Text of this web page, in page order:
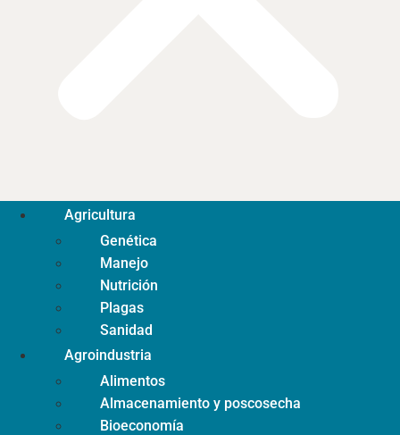
Agricultura
Genética
Manejo
Nutrición
Plagas
Sanidad
Agroindustria
Alimentos
Almacenamiento y poscosecha
Bioeconomía